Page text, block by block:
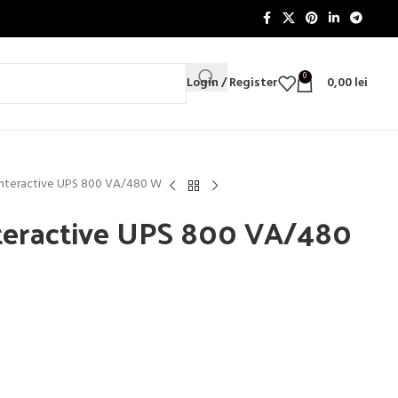
Login / Register 0 0,00lei
UPS 800 VA/480 W
UPS 800 VA/480